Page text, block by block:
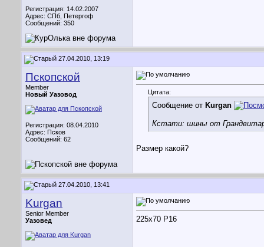
Регистрация: 14.02.2007
Адрес: СПб, Петергоф
Сообщений: 350
27.04.2010, 13:19
Пскопской
Member
Новый Уазовод
Регистрация: 08.04.2010
Адрес: Псков
Сообщений: 62
Цитата:
Сообщение от Kurgan
Кстати: шины от
Размер какой?
27.04.2010, 13:41
Kurgan
Senior Member
Уазовед
225х70 Р16